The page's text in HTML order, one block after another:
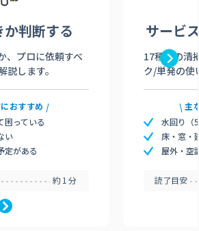
か判断する
、プロに依頼すべ
説します。
おすすめ
困っている
い
定がある
約1分
サービ
17種類の清
ク/単発の使
主
水回り（
床・窓・
屋外・空
読了目安